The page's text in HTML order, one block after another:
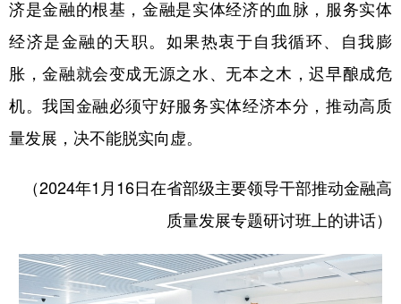
济是金融的根基，金融是实体经济的血脉，服务实体
经济是金融的天职。如果热衷于自我循环、自我膨
胀，金融就会变成无源之水、无本之木，迟早酿成危
机。我国金融必须守好服务实体经济本分，推动高质
量发展，决不能脱实向虚。
（2024年1月16日在省部级主要领导干部推动金融高
质量发展专题研讨班上的讲话）